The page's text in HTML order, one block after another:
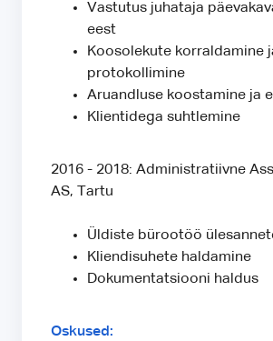
Vastutus juhataja
eest
Koosolekute korraldamine
protokollimine
Aruandluse koostamine ja
Klientidega suhtlemine
2016 - 2018: Administratiivne
AS, Tartu
Üldiste bürootöö
Kliendisuhete haldamine
Dokumentatsiooni haldus
Oskused: